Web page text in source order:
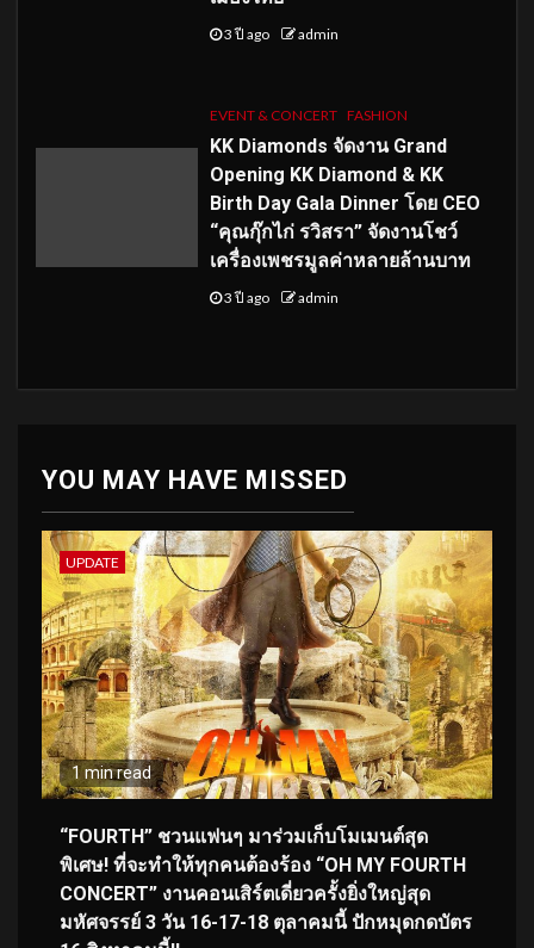
3 ปี ago admin
EVENT & CONCERT FASHION
KK Diamonds จัดงาน Grand
Opening KK Diamond & KK
Birth Day Gala Dinner โดย CEO
“คุณกุ๊กไก่ รวิสรา” จัดงานโชว์
เครื่องเพชรมูลค่าหลายล้านบาท
3 ปี ago admin
YOU MAY HAVE MISSED
UPDATE
1 min read
“FOURTH” ชวนแฟนๆ มาร่วมเก็บโมเมนต์สุด
พิเศษ! ที่จะทำให้ทุกคนต้องร้อง “OH MY FOURTH
CONCERT” งานคอนเสิร์ตเดี่ยวครั้งยิ่งใหญ่สุด
มหัศจรรย์ 3 วัน 16-17-18 ตุลาคมนี้ ปักหมุดกดบัตร